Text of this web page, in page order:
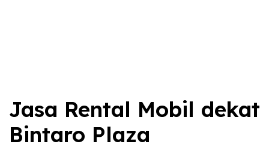
Jasa Rental Mobil dekat
Bintaro Plaza